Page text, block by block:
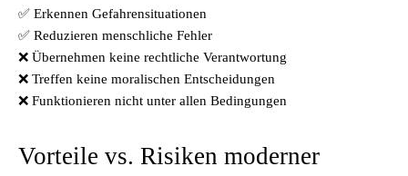
✅ Erkennen Gefahrensituationen
✅ Reduzieren menschliche Fehler
❌ Übernehmen keine rechtliche Verantwortung
❌ Treffen keine moralischen Entscheidungen
❌ Funktionieren nicht unter allen Bedingungen
Vorteile vs. Risiken moderner